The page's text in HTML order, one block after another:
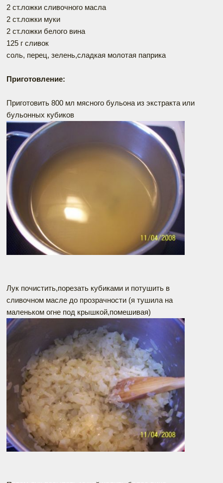
2 ст.ложки сливочного масла
2 ст.ложки муки
2 ст.ложки белого вина
125 г сливок
соль, перец, зелень,сладкая молотая паприка
Приготовление:
Приготовить 800 мл мясного бульона из экстракта или
бульонных кубиков
Лук почистить,порезать кубиками и потушить в
сливочном масле до прозрачности (я тушила на
маленьком огне под крышкой,помешивая)